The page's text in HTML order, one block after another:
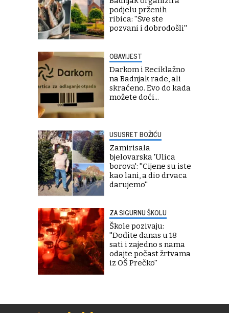
podjelu prženih
ribica: ''Sve ste
pozvani i dobrodošli''
OBAVIJEST
Darkom i Reciklažno
na Badnjak rade, ali
skraćeno. Evo do kada
možete doći...
USUSRET BOŽIĆU
Zamirisala
bjelovarska 'Ulica
borova': ''Cijene su iste
kao lani, a dio drvaca
darujemo''
ZA SIGURNU ŠKOLU
Škole pozivaju:
''Dođite danas u 18
sati i zajedno s nama
odajte počast žrtvama
iz OŠ Prečko''